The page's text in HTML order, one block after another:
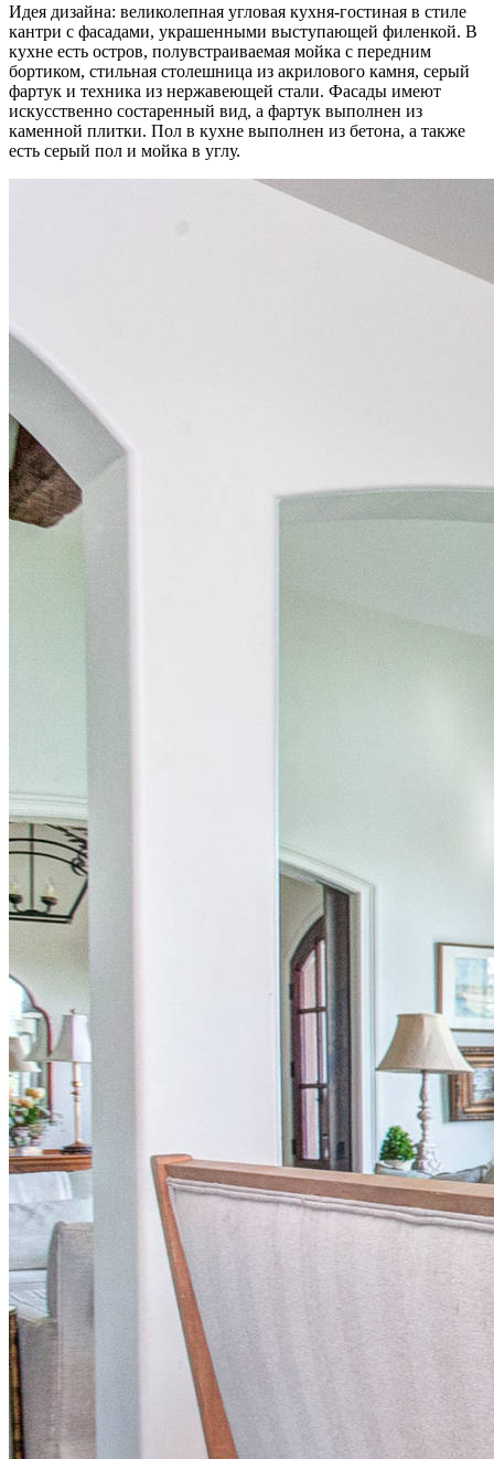
Идея дизайна: великолепная угловая кухня-гостиная в стиле
кантри с фасадами, украшенными выступающей филенкой. В
кухне есть остров, полувстраиваемая мойка с передним
бортиком, стильная столешница из акрилового камня, серый
фартук и техника из нержавеющей стали. Фасады имеют
искусственно состаренный вид, а фартук выполнен из
каменной плитки. Пол в кухне выполнен из бетона, а также
есть серый пол и мойка в углу.